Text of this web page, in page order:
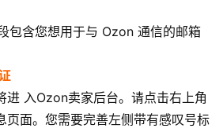
包含您想用于与 Ozon 通信的邮箱
进 入Ozon卖家后台。请点击右上角
页面。您需要完善左侧带有感叹号标